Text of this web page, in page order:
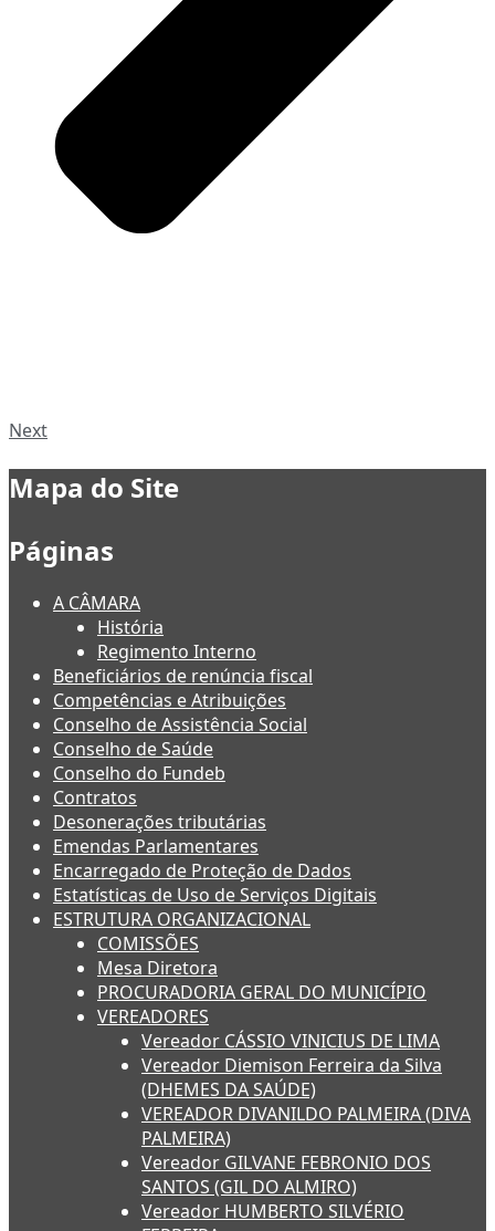
Next
Mapa do Site
Páginas
A CÂMARA
História
Regimento Interno
Beneficiários de renúncia fiscal
Competências e Atribuições
Conselho de Assistência Social
Conselho de Saúde
Conselho do Fundeb
Contratos
Desonerações tributárias
Emendas Parlamentares
Encarregado de Proteção de Dados
Estatísticas de Uso de Serviços Digitais
ESTRUTURA ORGANIZACIONAL
COMISSÕES
Mesa Diretora
PROCURADORIA GERAL DO MUNICÍPIO
VEREADORES
Vereador CÁSSIO VINICIUS DE LIMA
Vereador Diemison Ferreira da Silva
(DHEMES DA SAÚDE)
VEREADOR DIVANILDO PALMEIRA (DIVA
PALMEIRA)
Vereador GILVANE FEBRONIO DOS
SANTOS (GIL DO ALMIRO)
Vereador HUMBERTO SILVÉRIO